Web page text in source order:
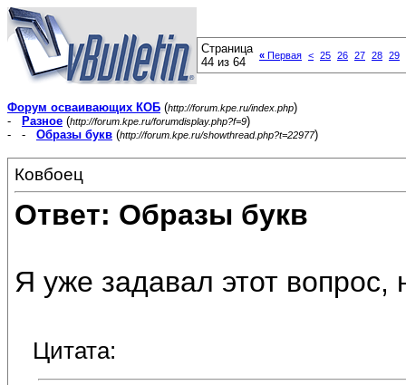
Страница
44 из 64
« Первая < 25 26 27 28 29
Форум осваивающих КОБ (http://forum.kpe.ru/index.php)
-
Разное (http://forum.kpe.ru/forumdisplay.php?f=9)
- - Образы букв (http://forum.kpe.ru/showthread.php?t=22977)
Ковбоец
Ответ: Образы букв
Я уже задавал этот вопрос,
Цитата: